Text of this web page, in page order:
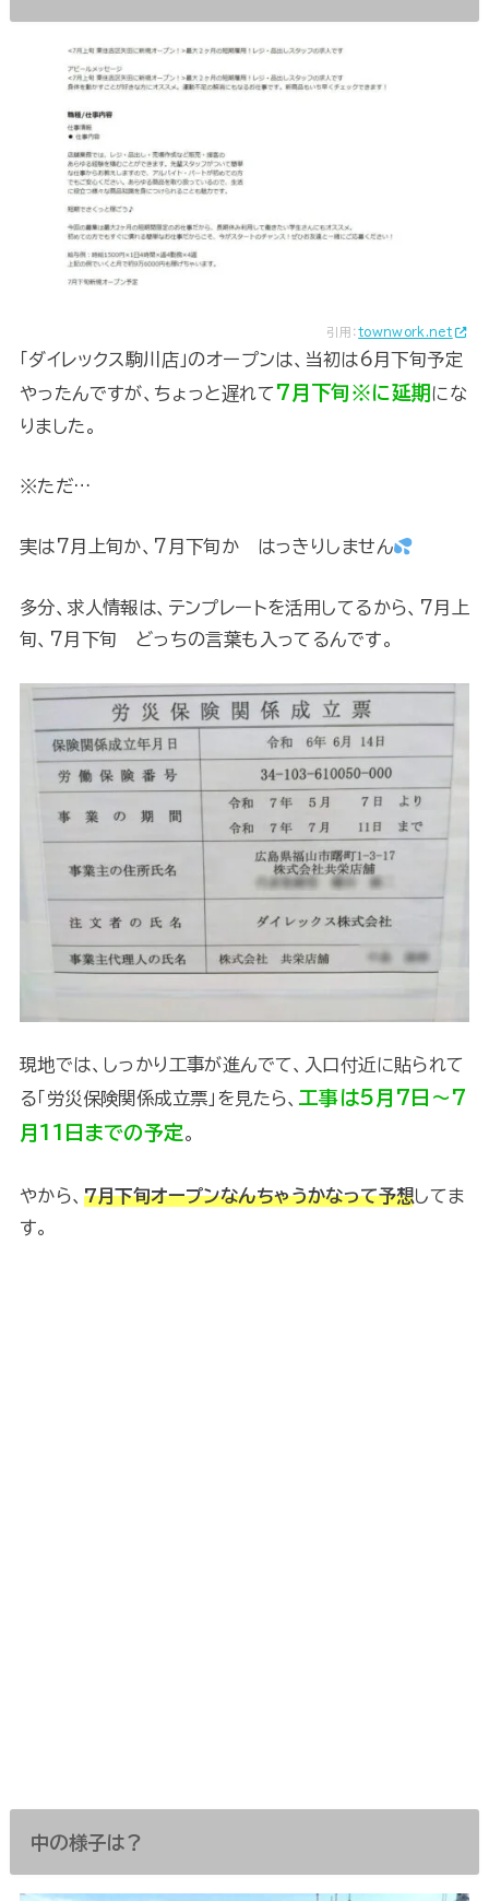
引用：townwork.net
「ダイレックス駒川店」のオープンは、当初は6月下旬予定
やったんですが、ちょっと遅れて7月下旬※に延期 にな
りました。
※ただ…
実は7月上旬か、7月下旬か はっきりしません
多分、求人情報は、テンプレートを活用してるから、7月上
旬、7月下旬 どっちの言葉も入ってるんです。
現地では、しっかり工事が進んでて、入口付近に貼られて
る「労災保険関係成立票」を見たら、 工事は5月7日〜7
月11日までの予定。
やから、 7月下旬オープンなんちゃうかなって予想してま
す。
中の様子は？